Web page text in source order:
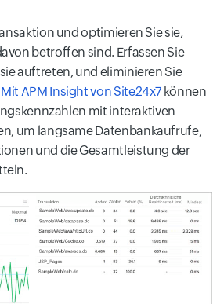
und optimieren Sie sie,
betroffen sind. Erfassen Sie
auftreten, und eliminieren Sie
Mit APM Insight von Site24x7 können
mit interaktiven
um langsame Datenbankaufrufe,
und die Gesamtleistung der